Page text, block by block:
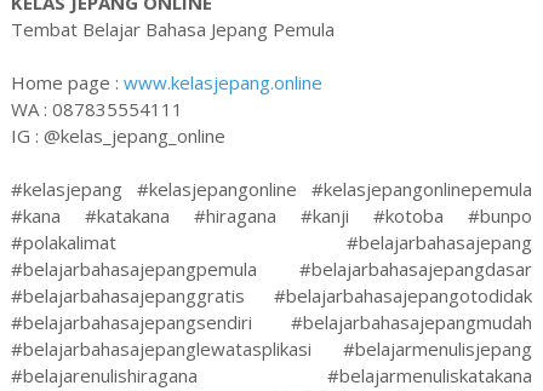
Tembat Belajar Bahasa Jepang Pemula
Home page : www.kelasjepang.online
WA : 087835554111
IG : @kelas_jepang_online
#kelasjepang #kelasjepangonline #kelasjepangonlinepemula
#kana #katakana #hiragana #kanji #kotoba #bunpo
#polakalimat #belajarbahasajepang
#belajarbahasajepangpemula #belajarbahasajepangdasar
#belajarbahasajepanggratis #belajarbahasajepangotodidak
#belajarbahasajepangsendiri #belajarbahasajepangmudah
#belajarbahasajepanglewatasplikasi #belajarmenulisjepang
#belajarenulishiragana #belajarmenuliskatakana